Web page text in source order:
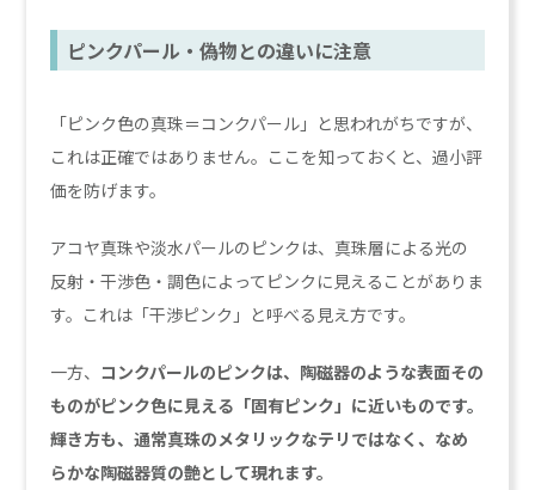
ピンクパール・偽物との違いに注意
「ピンク色の真珠＝コンクパール」と思われがちですが、
これは正確ではありません。ここを知っておくと、過小評
価を防げます。
アコヤ真珠や淡水パールのピンクは、真珠層による光の
反射・干渉色・調色によってピンクに見えることがありま
す。これは「干渉ピンク」と呼べる見え方です。
一方、 コンクパールのピンクは、陶磁器のような表面その
ものがピンク色に見える「固有ピンク」に近いものです。
輝き方も、通常真珠のメタリックなテリではなく、なめ
らかな陶磁器質の艶として現れます。